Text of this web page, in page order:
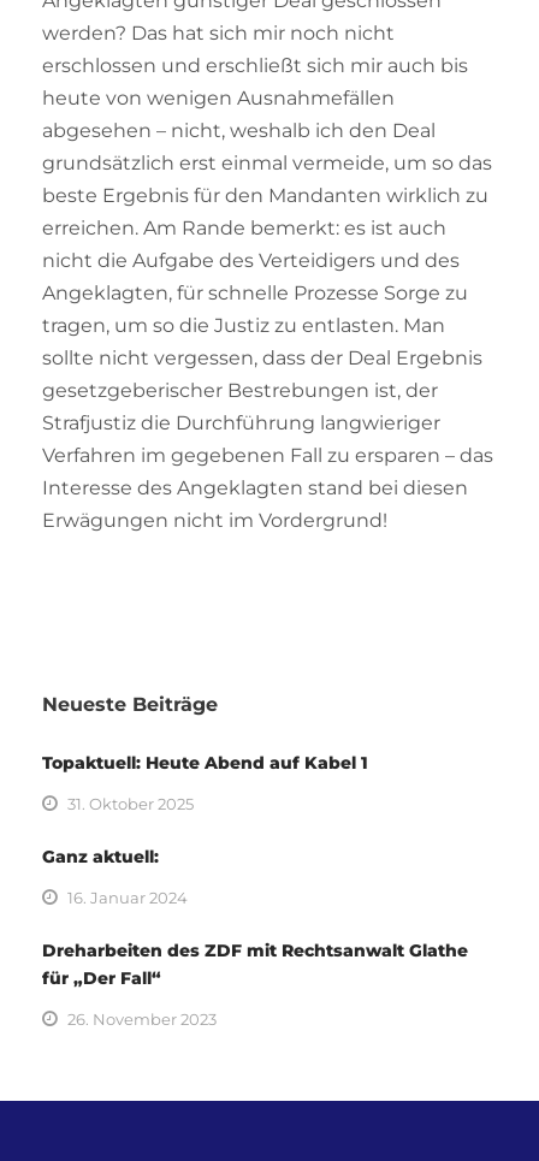
werden? Das hat sich mir noch nicht
erschlossen und erschließt sich mir auch bis
heute von wenigen Ausnahmefällen
abgesehen – nicht, weshalb ich den Deal
grundsätzlich erst einmal vermeide, um so das
beste Ergebnis für den Mandanten wirklich zu
erreichen. Am Rande bemerkt: es ist auch
nicht die Aufgabe des Verteidigers und des
Angeklagten, für schnelle Prozesse Sorge zu
tragen, um so die Justiz zu entlasten. Man
sollte nicht vergessen, dass der Deal Ergebnis
gesetzgeberischer Bestrebungen ist, der
Strafjustiz die Durchführung langwieriger
Verfahren im gegebenen Fall zu ersparen – das
Interesse des Angeklagten stand bei diesen
Erwägungen nicht im Vordergrund!
Neueste Beiträge
Topaktuell: Heute Abend auf Kabel 1
31. Oktober 2025
Ganz aktuell:
16. Januar 2024
Dreharbeiten des ZDF mit Rechtsanwalt Glathe
für „Der Fall“
26. November 2023